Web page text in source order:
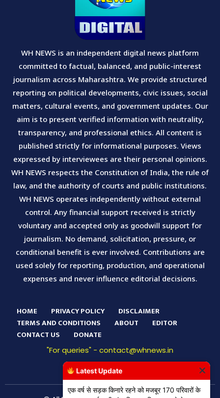
WH NEWS is an independent digital news platform
committed to factual, balanced, and public-interest
journalism across Maharashtra. We provide structured
reporting on political developments, civic issues, social
matters, cultural events, and government updates. Our
aim is to present verified information with neutrality,
transparency, and professional ethics. All content is
published strictly for informational purposes. Views
expressed by interviewees are their personal opinions.
WH NEWS respects the Constitution of India, the rule of
law, and the authority of courts and public institutions.
WH NEWS operates independently without external
control. Any financial support received is strictly
voluntary and accepted only as goodwill support for
journalism. No demand, solicitation, pressure, or
conditional benefit is ever involved. Contributions are
used solely for reporting, production, and operational
expenses and never influence editorial decisions.
HOME PRIVACY POLICY
DISCLAIMER
TERMS AND CONDITIONS
ABOUT
EDITOR
CONTACT US
DONATE
"For queries" - contact@whnews.in
Latest Update
एक वर्ष से सड़क किनारे रहने को मजबूर 170 परिवारों के